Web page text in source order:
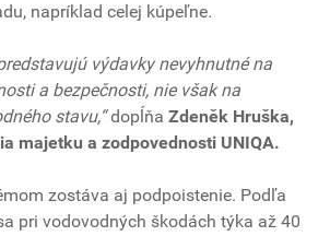
napríklad celej kúpeľne.
výdavky nevyhnutné na
a bezpečnosti, nie však na
stavu,“dopĺňa Zdeněk Hruška,
majetku a zodpovednosti UNIQA.
zostáva aj podpoistenie. Podľa
pri vodovodných škodách týka až 40